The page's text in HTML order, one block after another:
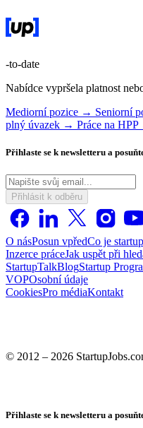
-to-date
Nabídce vypršela platnost
Mediorní pozice → Seniorní
plný úvazek → Práce na
Přihlaste se k newsletteru a
Přihlásit k odběru
O násPosun vpředCo je startup
Inzerce práceJak uspět při
StartupTalkBlogStartup
VOPOsobní údaje
CookiesPro médiaKontakt
© 2012 – 2026
Přihlaste se k newsletteru a